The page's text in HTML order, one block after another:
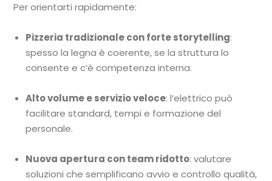
Per orientarti rapidamente:
Pizzeria tradizionale con forte storytelling:
spesso la legna è coerente, se la struttura lo
consente e c’è competenza interna.
Alto volume e servizio veloce: l’elettrico può
facilitare standard, tempi e formazione del
personale.
Nuova apertura con team ridotto: valutare
soluzioni che semplificano avvio e controllo qualità,